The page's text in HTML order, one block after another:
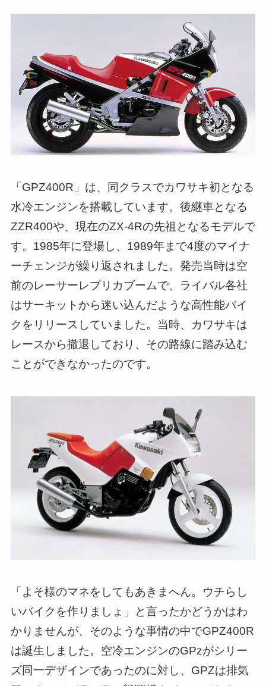
「GPZ400R」は、同クラスでカワサキ初となる
水冷エンジンを搭載しています。後継車となる
ZZR400や、現在のZX-4Rの先祖となるモデルで
す。1985年に登場し、1989年まで4度のマイナ
ーチェンジが繰り返されました。発売当時は空
前のレーサーレプリカブームで、ライバル各社
はサーキットから迷い込んだような高性能バイ
クをリリースしていました。当時、カワサキは
レースから撤退しており、その路線に踏み込む
ことができなかったのです。
「よそ様のマネをしてもあきまへん。ウチらし
いバイクを作りましょ」と言ったかどうかはわ
かりませんが、そのような事情の中でGPZ400R
は誕生しました。空冷エンジンのGPzがシリー
ズ同一デザインであったのに対し、GPZは排気